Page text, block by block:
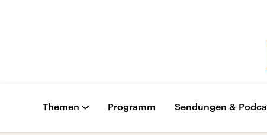
Themen Programm Sendungen &